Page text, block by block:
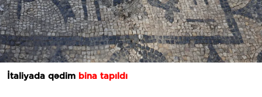
İtaliyada qədim bina tapıldı